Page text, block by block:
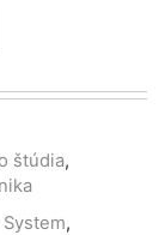
štúdia,
,